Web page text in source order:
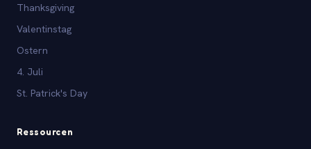
Thanksgiving
Valentinstag
Ostern
4. Juli
St. Patrick's Day
Ressourcen